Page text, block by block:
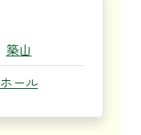
築山
ホール